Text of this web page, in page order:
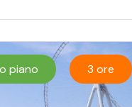
piano 3 ore